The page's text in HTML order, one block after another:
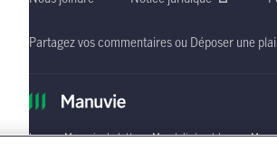
Partagez vos commentaires ou Déposer une
Le nom Manuvie, la lettre« M »stylisée et le nom